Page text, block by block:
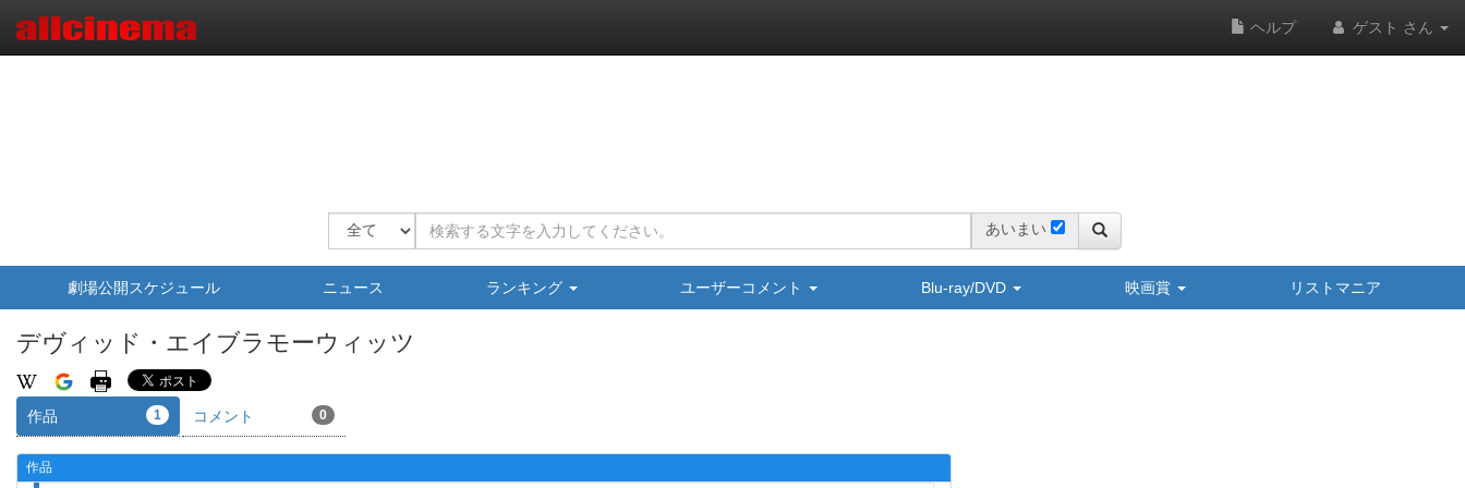
ヘルプ ゲスト さん
あいまい
劇場公開スケジュール ニュース ランキング ユーザーコメント Blu-ray/DVD 映画賞 リストマニア
デヴィッド・エイブラモーウィッツ
作品 1 コメント 0
作品